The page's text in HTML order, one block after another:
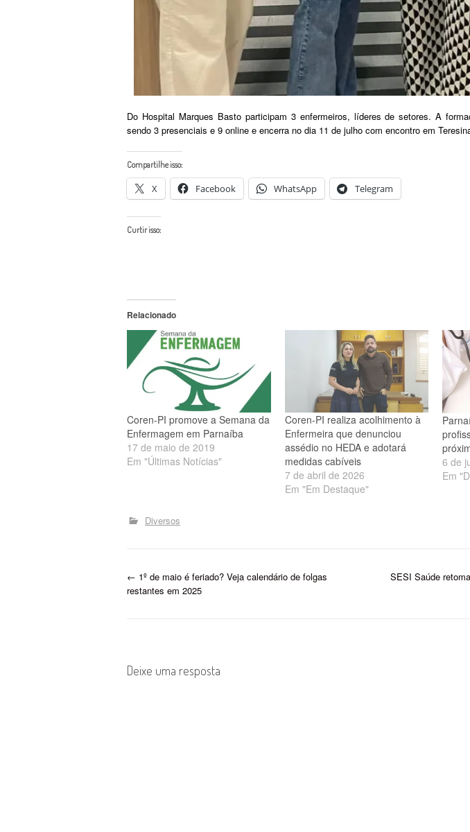
Do Hospital Marques Basto participam 3 enfermeiros, líderes de setores. A
sendo 3 presenciais e 9 online e encerra no dia 11 de julho com encontro em
Compartilhe isso:
X Facebook WhatsApp Telegram
Curtir isso:
Relacionado
Coren-PI promove a Semana da
Enfermagem em Parnaíba
17 de maio de 2019
Em "Últimas Notícias"
Coren-PI realiza acolhimento à
Enfermeira que denunciou
assédio no HEDA e adotará
medidas cabíveis
7 de abril de 2026
Em "Em Destaque"
6 de
Em
Diversos
P
t
← 1º de maio é feriado? Veja calendário de folgas
restantes em 2025
SESI Saúde
Deixe uma resposta